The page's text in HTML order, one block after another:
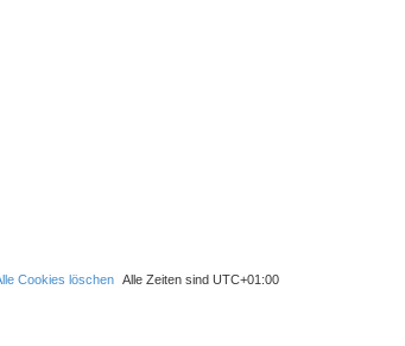
Alle Zeiten sind UTC+01:00
Cookies löschen